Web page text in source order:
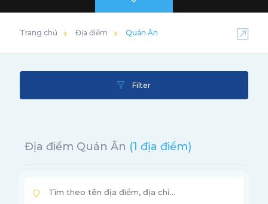
Trang chủ Địa điểm Quán Ăn
Filter
Địa điểm Quán Ăn (1 địa điểm)